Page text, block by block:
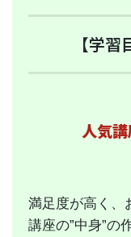
【学
人気
満足度が高く、
講座の”中身”の